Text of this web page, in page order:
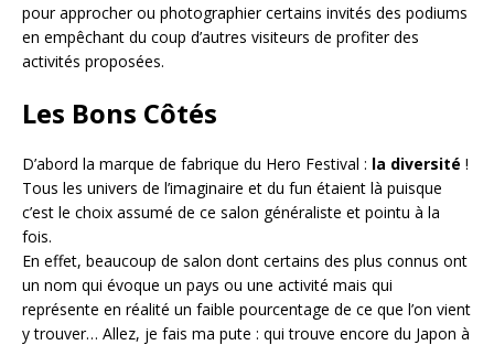
pour approcher ou photographier certains invités des podiums
en empêchant du coup d’autres visiteurs de profiter des
activités proposées.
Les Bons Côtés
D’abord la marque de fabrique du Hero Festival : la diversité !
Tous les univers de l’imaginaire et du fun étaient là puisque
c’est le choix assumé de ce salon généraliste et pointu à la
fois.
En effet, beaucoup de salon dont certains des plus connus ont
un nom qui évoque un pays ou une activité mais qui
représente en réalité un faible pourcentage de ce que l’on vient
y trouver… Allez, je fais ma pute : qui trouve encore du Japon à